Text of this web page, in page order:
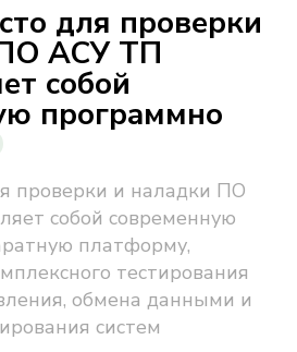
для проверки
АСУ ТП
собой
программно
проверки и наладки ПО
собой современную
платформу,
тестирования
обмена данными и
систем